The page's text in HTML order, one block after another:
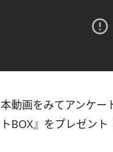
本動画をみてアンケー
トBOX』をプレゼント